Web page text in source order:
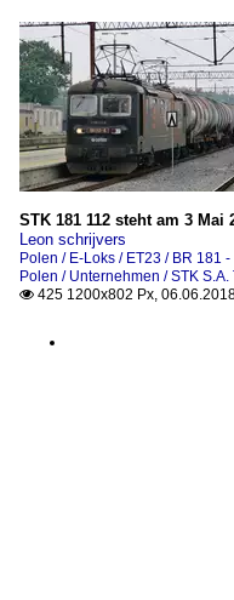
STK 181 112 steht am 3 Mai
Leon schrijvers
Polen / E-Loks / ET23 / BR 181
Polen / Unternehmen / STK
 425 1200x802 Px,